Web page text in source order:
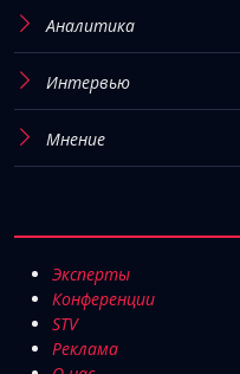
Аналитика
Интервью
Мнение
Эксперты
Конференции
STV
Реклама